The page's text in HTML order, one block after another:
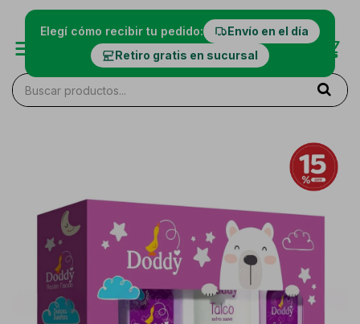
Elegí cómo recibir tu pedido:
Envío en el día
Retiro gratis en sucursal